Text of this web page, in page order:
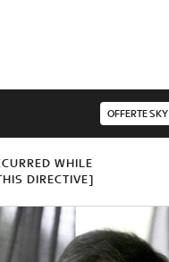
OFFERTE SKY
WHILE
DIRECTIVE]